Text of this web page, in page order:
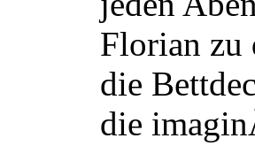
Florian zu
die
die